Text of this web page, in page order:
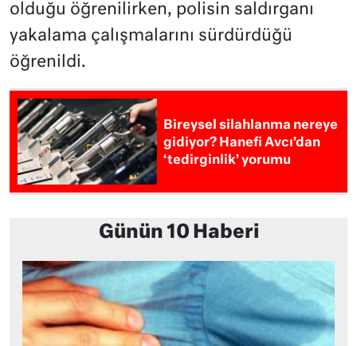
olduğu öğrenilirken, polisin saldırganı
yakalama çalışmalarını sürdürdüğü
öğrenildi.
Bireysel silahlanma nereye
gidiyor? Hanefi Avcı’dan
‘tedirginlik’ yorumu
Günün 10 Haberi